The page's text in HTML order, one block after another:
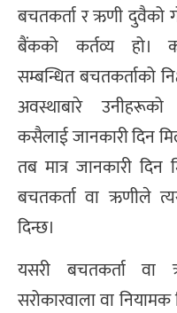
बचतकर्ता र ऋणी दुवैको
बैंकको कर्तव्य हो।
सम्बन्धित बचतकर्ताको
अवस्थाबारे
कसैलाई जानकारी दिन
तब मात्र जानकारी
बचतकर्ता वा ऋणीले
दिन्छ।
यसरी बचतकर्ता वा
सरोकारवाला वा